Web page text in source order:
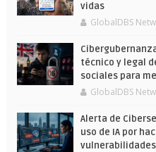
vidas
GlobalDBS
técnico y legal
sociales para
GlobalDBS
Alerta de
uso de IA por
vulnerabilidades